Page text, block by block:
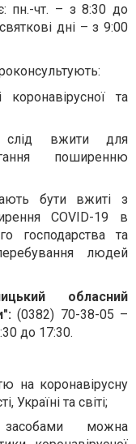
пн.-чт. – з 8:30 до
дні – з 9:00
та
слід вжити для
поширенню
бути вжиті з
COVID-19 в
господарства та
людей
обласний
(0382) 70-38-05 –
до 17:30.
на коронавірусну
Україні та світі;
можна